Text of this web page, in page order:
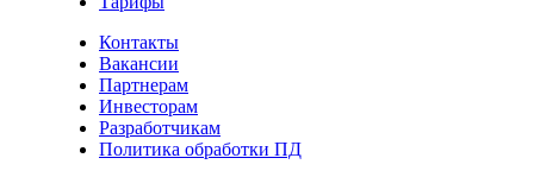
Контакты
Вакансии
Партнерам
Инвесторам
Разработчикам
Политика обработки ПД